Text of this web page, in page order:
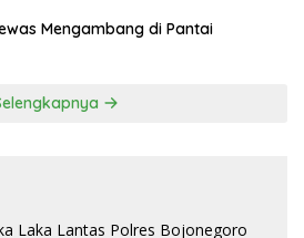
Mengambang di Pantai